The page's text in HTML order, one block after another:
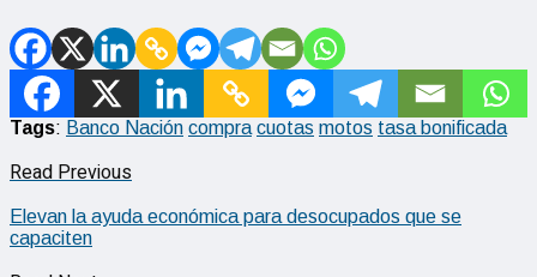
Tags: Banco Nación compra cuotas motos tasa bonificada
Read Previous
Elevan la ayuda económica para desocupados que se
capaciten